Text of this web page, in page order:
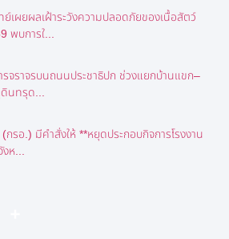
เผยผลเฝ้าระวังความปลอดภัยของเนื้อสัตว์
พบการใ...
จราจรบนถนนประชาธิปก ช่วงแยกบ้านแขก–
นทรุด...
กรอ.) มีคำสั่งให้ **หยุดประกอบกิจการโรงงาน
ห...